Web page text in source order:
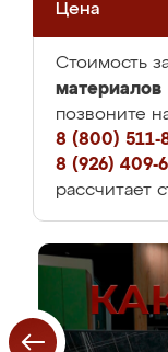
Цена
Стоимость
материалов
позвоните
8 (800) 511-
8 (926) 409-
рассчитает